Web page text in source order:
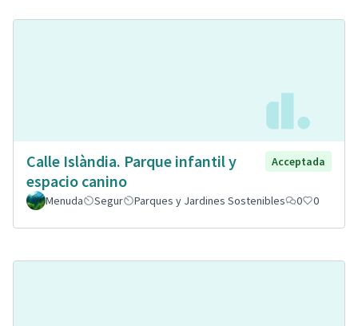
Calle Islàndia. Parque infantil y
espacio canino
Acceptada
Menuda Segur Parques y Jardines Sostenibles 0 0